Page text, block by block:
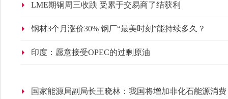
LME期铜周三收跌 受累于交易商了结获利
钢材3个月涨价30% 钢厂“最美时刻”能持续多久？
印度：愿意接受OPEC的过剩原油
国家能源局副局长王晓林：我国将增加非化石能源消费